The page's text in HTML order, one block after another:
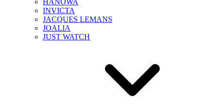
HANOWA
INVICTA
JACQUES LEMANS
JOALIA
JUST WATCH